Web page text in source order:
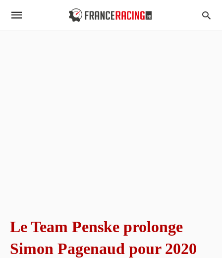
Le Team Penske prolonge
Simon Pagenaud pour 2020